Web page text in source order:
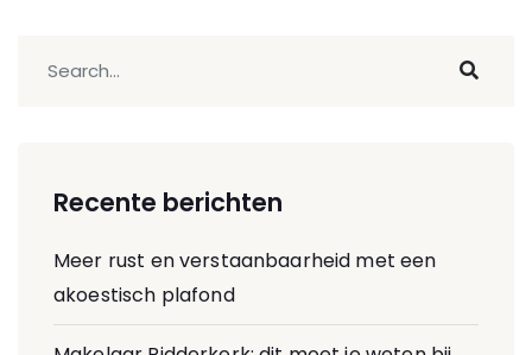
Recente berichten
Meer rust en verstaanbaarheid met een
akoestisch plafond